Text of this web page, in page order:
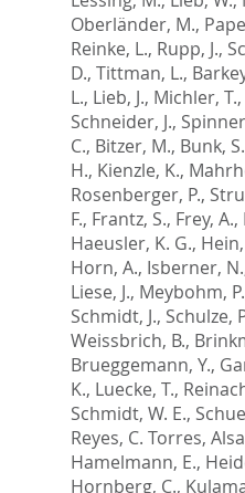
Oberländer, M.,
Reinke, L., Rupp, J.,
D., Tittman, L.,
L., Lieb, J., Michler, T.,
Schneider, J.,
C., Bitzer, M., Bunk, S.
H., Kienzle, K.,
Rosenberger, P.,
F., Frantz, S., Frey, A.,
Haeusler, K. G.,
Horn, A., Isberner, N.
Liese, J., Meybohm, P.
Schmidt, J., Schulze,
Weissbrich, B.,
Brueggemann, Y.,
K., Luecke, T.,
Schmidt, W. E.,
Reyes, C. Torres,
Hamelmann, E.,
Hornberg, C.,